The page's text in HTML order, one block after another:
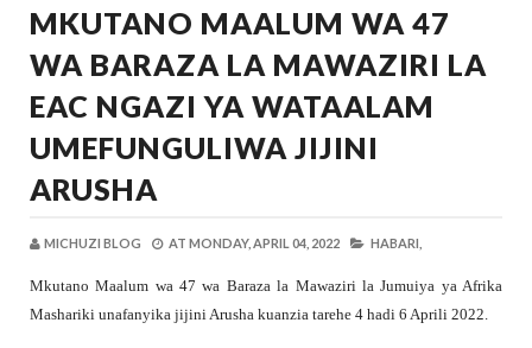
MKUTANO MAALUM WA 47
WA BARAZA LA MAWAZIRI LA
EAC NGAZI YA WATAALAM
UMEFUNGULIWA JIJINI
ARUSHA
MICHUZI BLOG AT MONDAY, APRIL 04, 2022 HABARI,
Mkutano Maalum wa 47 wa Baraza la Mawaziri la Jumuiya ya Afrika
Mashariki unafanyika jijini Arusha kuanzia tarehe 4 hadi 6 Aprili 2022.